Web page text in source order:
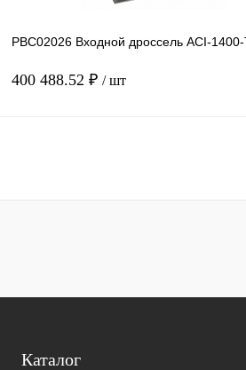
PBC02026 Входной дроссель ACI-
400 488.52 ₽ / шт
Купить в 1 клик Сравнение
Каталог